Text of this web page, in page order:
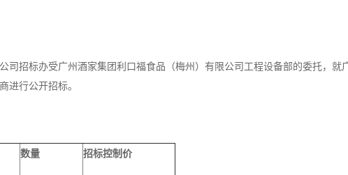
司招标办受广州酒家集团利口福食品（梅州）有限公司工程设备部的委托，
进行公开招标。
数量 招标控制价